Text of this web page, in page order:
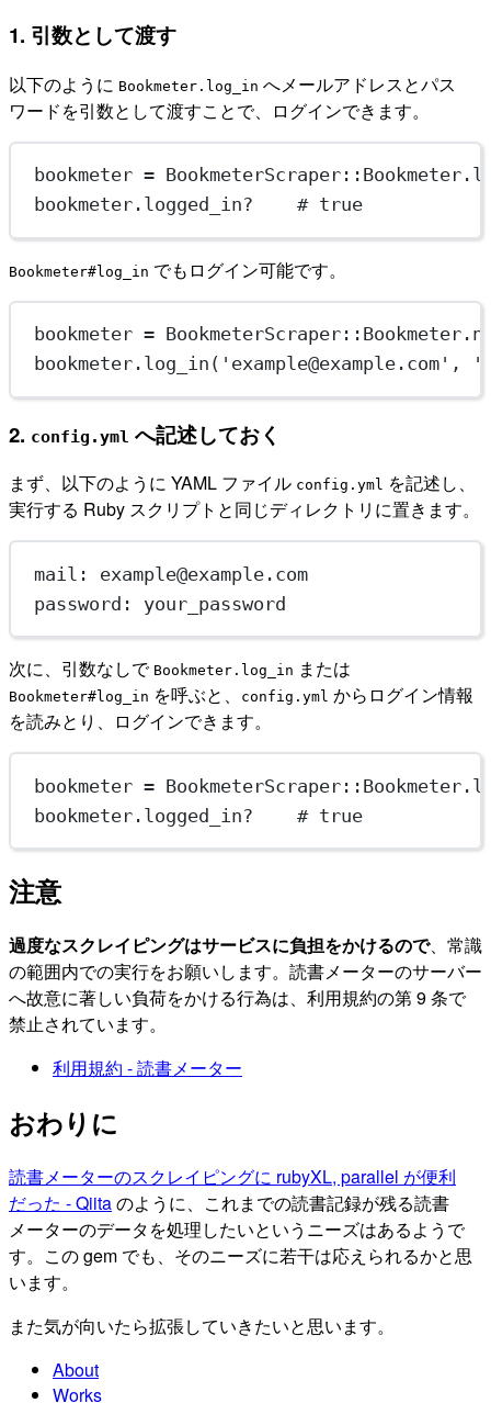
1. 引数として渡す
以下のように Bookmeter.log_in へメールアドレスとパス
ワードを引数として渡すことで、ログインできます。
bookmeter = BookmeterScraper :: Bookmeter .
bookmeter. logged_in? # true
Bookmeter#log_in でもログイン可能です。
bookmeter = BookmeterScraper :: Bookmeter .
bookmeter. log_in ( 'example@example.com' ,
2. config.yml へ記述しておく
まず、以下のように YAML ファイル config.yml を記述し、
実行する Ruby スクリプトと同じディレクトリに置きます。
mail : example@example.com
password : your_password
次に、引数なしで Bookmeter.log_in または
Bookmeter#log_in を呼ぶと、 config.yml からログイン情報
を読みとり、ログインできます。
bookmeter = BookmeterScraper :: Bookmeter .
bookmeter. logged_in? # true
注意
過度なスクレイピングはサービスに負担をかけるので、常識
の範囲内での実行をお願いします。読書メーターのサーバー
へ故意に著しい負荷をかける行為は、利用規約の第 9 条で
禁止されています。
利用規約 - 読書メーター
おわりに
読書メーターのスクレイピングに rubyXL, parallel が便利
だった - Qiitaのように、これまでの読書記録が残る読書
メーターのデータを処理したいというニーズはあるようで
す。この gem でも、そのニーズに若干は応えられるかと思
います。
また気が向いたら拡張していきたいと思います。
About
Works